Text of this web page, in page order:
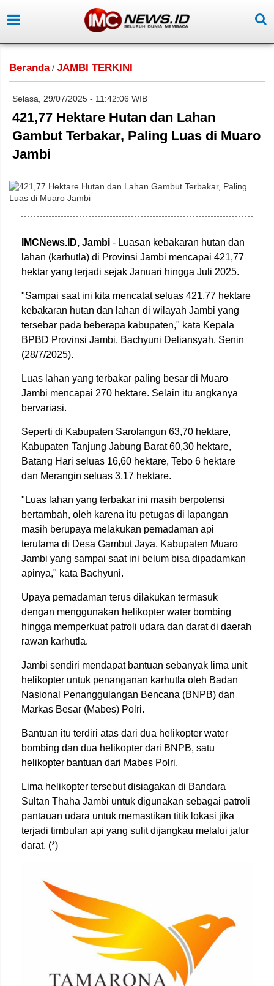
Beranda/ JAMBI TERKINI
Selasa, 29/07/2025 - 11:42:06 WIB
421,77 Hektare Hutan dan Lahan
Gambut Terbakar, Paling Luas di Muaro
Jambi
IMCNews.ID, Jambi - Luasan kebakaran hutan dan
lahan (karhutla) di Provinsi Jambi mencapai 421,77
hektar yang terjadi sejak Januari hingga Juli 2025.
"Sampai saat ini kita mencatat seluas 421,77 hektare
kebakaran hutan dan lahan di wilayah Jambi yang
tersebar pada beberapa kabupaten," kata Kepala
BPBD Provinsi Jambi, Bachyuni Deliansyah, Senin
(28/7/2025).
Luas lahan yang terbakar paling besar di Muaro
Jambi mencapai 270 hektare. Selain itu angkanya
bervariasi.
Seperti di Kabupaten Sarolangun 63,70 hektare,
Kabupaten Tanjung Jabung Barat 60,30 hektare,
Batang Hari seluas 16,60 hektare, Tebo 6 hektare
dan Merangin seluas 3,17 hektare.
"Luas lahan yang terbakar ini masih berpotensi
bertambah, oleh karena itu petugas di lapangan
masih berupaya melakukan pemadaman api
terutama di Desa Gambut Jaya, Kabupaten Muaro
Jambi yang sampai saat ini belum bisa dipadamkan
apinya," kata Bachyuni.
Upaya pemadaman terus dilakukan termasuk
dengan menggunakan helikopter water bombing
hingga memperkuat patroli udara dan darat di daerah
rawan karhutla.
Jambi sendiri mendapat bantuan sebanyak lima unit
helikopter untuk penanganan karhutla oleh Badan
Nasional Penanggulangan Bencana (BNPB) dan
Markas Besar (Mabes) Polri.
Bantuan itu terdiri atas dari dua helikopter water
bombing dan dua helikopter dari BNPB, satu
helikopter bantuan dari Mabes Polri.
Lima helikopter tersebut disiagakan di Bandara
Sultan Thaha Jambi untuk digunakan sebagai patroli
pantauan udara untuk memastikan titik lokasi jika
terjadi timbulan api yang sulit dijangkau melalui jalur
darat. (*)